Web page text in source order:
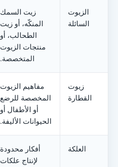
الزيوت
السائلة
زيت السمك
المنكّه، أو زيت
الطحالب، أو
منتجات الزيوت
المتخصصة.
زيوت
القطارة
مفاهيم الزيوت
المخصصة للرضع
أو الأطفال أو
الحيوانات الأليفة.
العلكة
أفكار محدودة
لإنتاج علكات